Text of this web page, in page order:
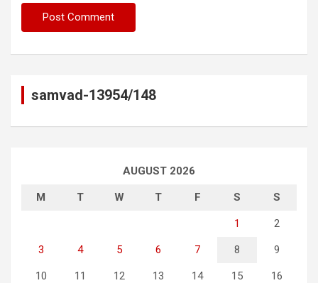
samvad-13954/148
AUGUST 2026
M T W T F S S
1 2
3 4 5 6 7 8 9
10 11 12 13 14 15 16